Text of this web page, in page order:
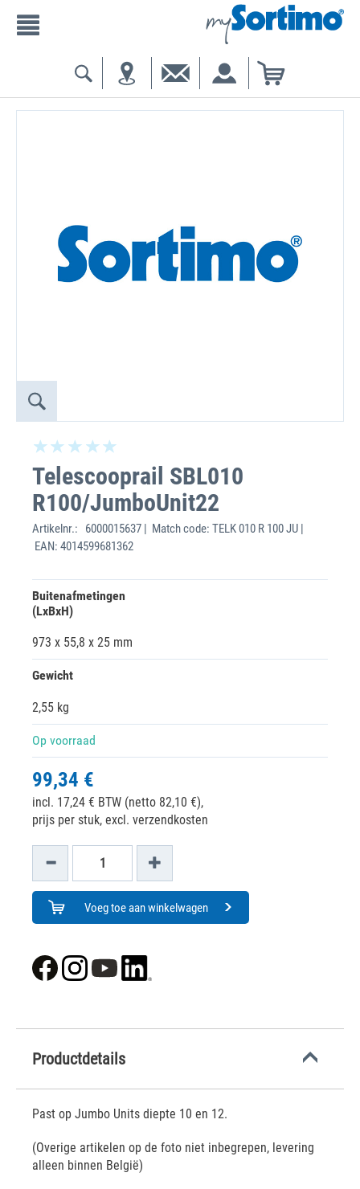
Telescooprail SBL010
R100/JumboUnit22
Artikelnr.:
6000015637 | Match code: TELK 010 R 100 JU |
EAN: 4014599681362
Buitenafmetingen
(LxBxH)
973 x 55,8 x 25 mm
Gewicht
2,55 kg
Op voorraad
99,34 €
incl. 17,24 € BTW (netto 82,10 €),
prijs per stuk, excl. verzendkosten
Voeg toe aan winkelwagen
Productdetails
Past op Jumbo Units diepte 10 en 12.
(Overige artikelen op de foto niet inbegrepen, levering
alleen binnen België)